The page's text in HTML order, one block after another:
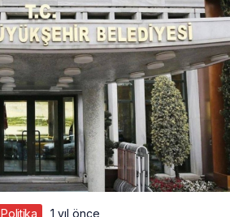
Politika 1 yıl önce